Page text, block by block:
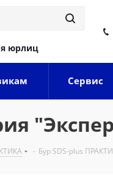
юрлиц
Сервис
- Бур SDS-plus